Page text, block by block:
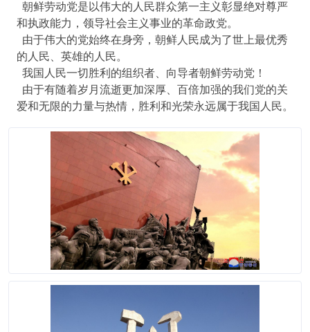
朝鲜劳动党是以伟大的人民群众第一主义彰显绝对尊严
和执政能力，领导社会主义事业的革命政党。
由于伟大的党始终在身旁，朝鲜人民成为了世上最优秀
的人民、英雄的人民。
我国人民一切胜利的组织者、向导者朝鲜劳动党！
由于有随着岁月流逝更加深厚、百倍加强的我们党的关
爱和无限的力量与热情，胜利和光荣永远属于我国人民。